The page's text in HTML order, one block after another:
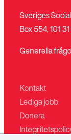
Sveriges
Box 554, 101
Generella
Kontakt
Lediga jobb
Donera